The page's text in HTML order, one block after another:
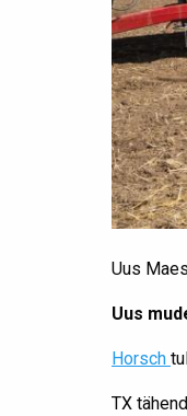
Uus
Uus
Horsch
TX